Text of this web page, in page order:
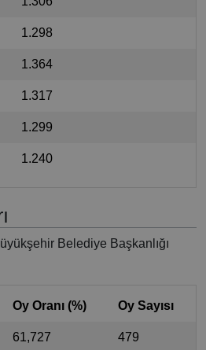
1.298
1.364
1.317
1.299
1.240
Belediye Başkanlığı
Oy Oranı (%) Oy Sayısı
61,727 479